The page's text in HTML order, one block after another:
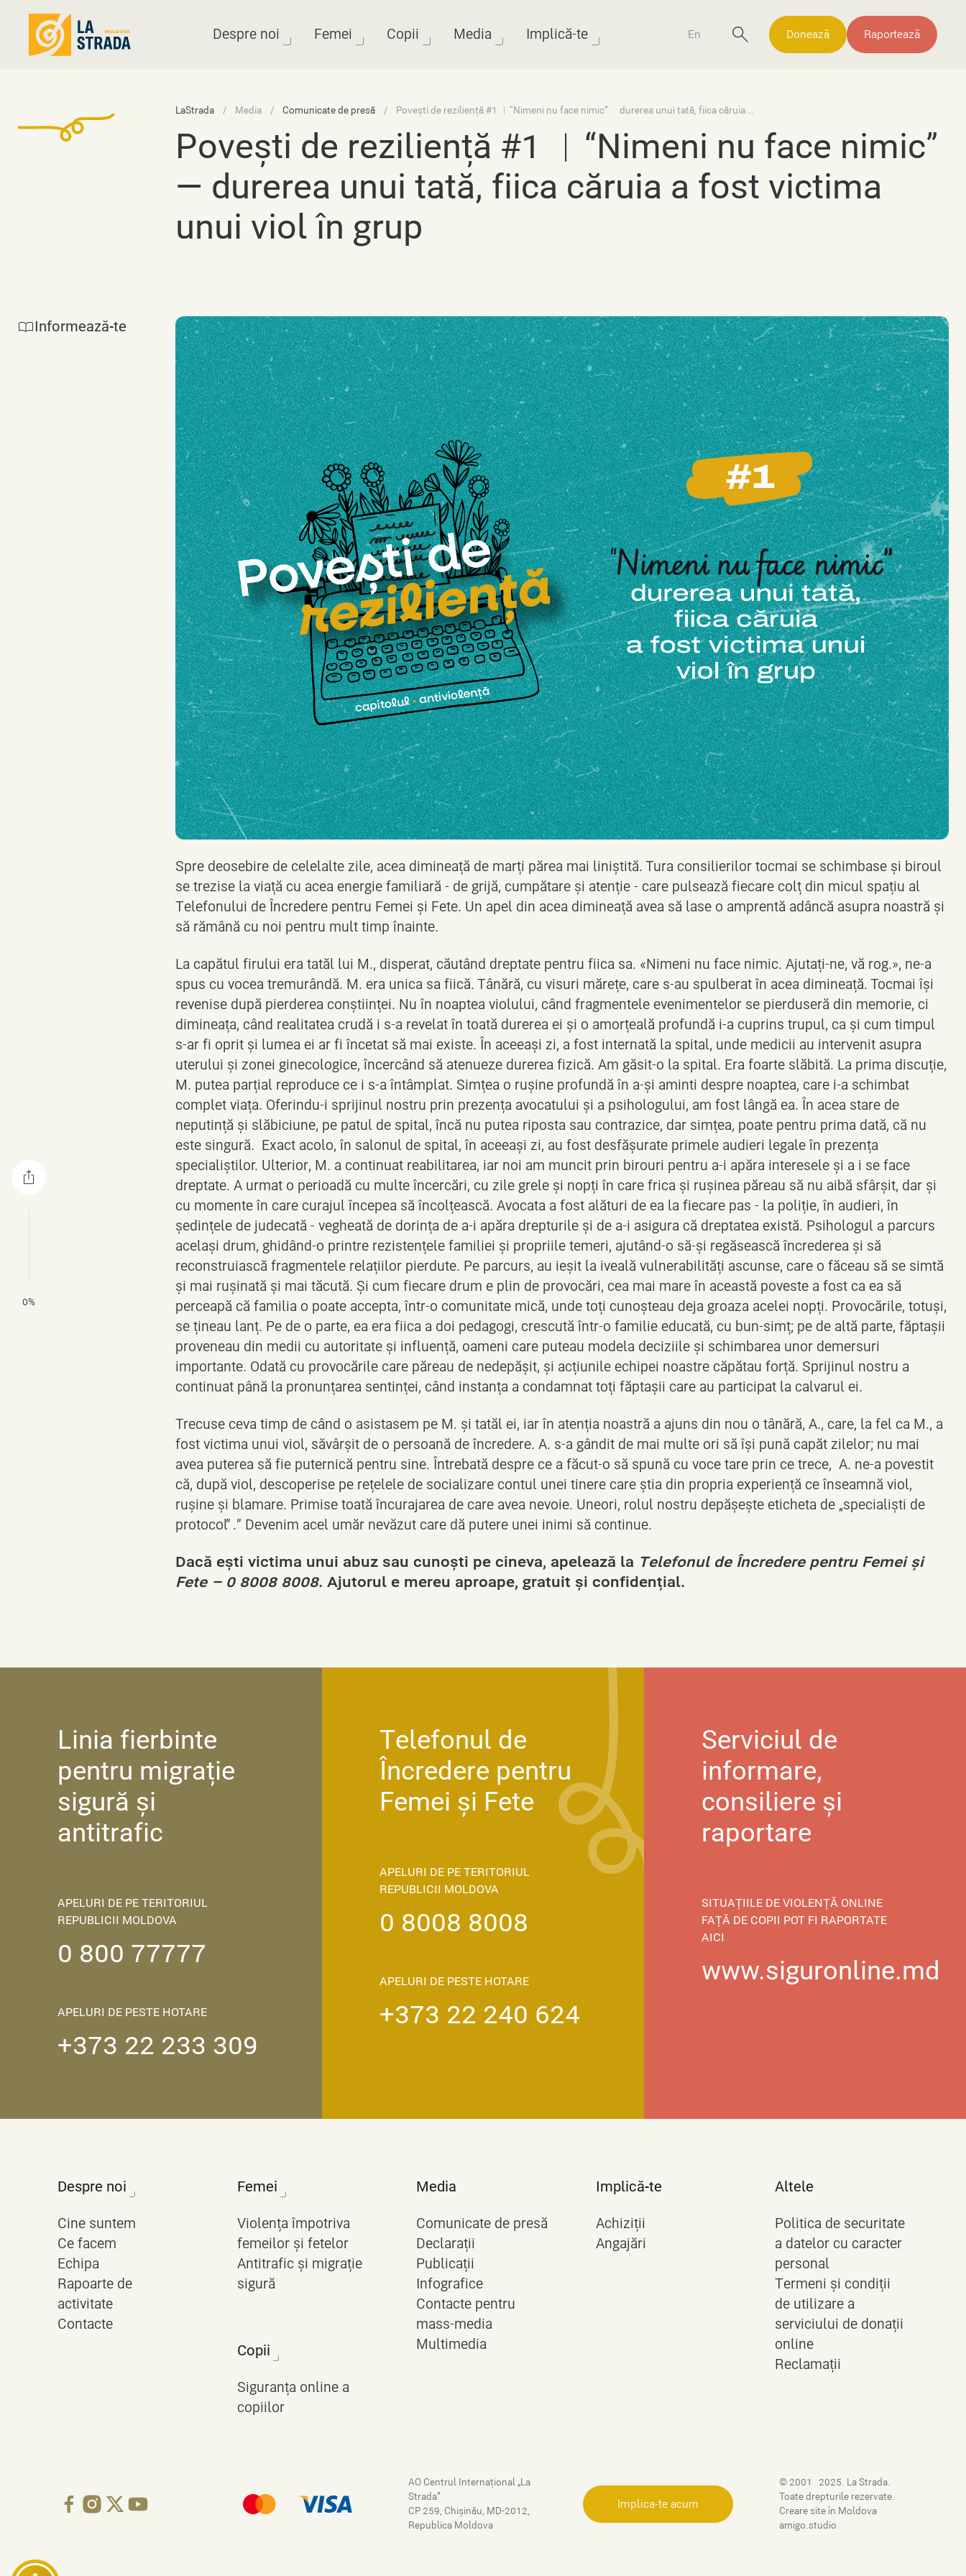
Despre noi Femei Copii Media Implică-te En Donează Raportează
0%
LaStrada Media Comunicate de presă Povești de reziliență #1 ︱“Nimeni nu face nimic” — durerea unui tată, fiica căruia a fost victima unui viol în grup
Povești de reziliență #1 ︱“Nimeni nu face nimic”
— durerea unui tată, fiica căruia a fost victima
unui viol în grup
Informează-te
Spre deosebire de celelalte zile, acea dimineață de marți părea mai liniștită. Tura consilierilor tocmai se schimbase și biroul
se trezise la viață cu acea energie familiară - de grijă, cumpătare și atenție - care pulsează fiecare colț din micul spațiu al
Telefonului de Încredere pentru Femei și Fete. Un apel din acea dimineață avea să lase o amprentă adâncă asupra noastră și
să rămână cu noi pentru mult timp înainte.
La capătul firului era tatăl lui M., disperat, căutând dreptate pentru fiica sa. «Nimeni nu face nimic. Ajutați-ne, vă rog.», ne-a
spus cu vocea tremurândă. M. era unica sa fiică. Tânără, cu visuri mărețe, care s-au spulberat în acea dimineață. Tocmai își
revenise după pierderea conștiinței. Nu în noaptea violului, când fragmentele evenimentelor se pierduseră din memorie, ci
dimineața, când realitatea crudă i s-a revelat în toată durerea ei și o amorțeală profundă i-a cuprins trupul, ca și cum timpul
s-ar fi oprit și lumea ei ar fi încetat să mai existe. În aceeași zi, a fost internată la spital, unde medicii au intervenit asupra
uterului și zonei ginecologice, încercând să atenueze durerea fizică. Am găsit-o la spital. Era foarte slăbită. La prima discuție,
M. putea parțial reproduce ce i s-a întâmplat. Simțea o rușine profundă în a-și aminti despre noaptea, care i-a schimbat
complet viața. Oferindu-i sprijinul nostru prin prezența avocatului și a psihologului, am fost lângă ea. În acea stare de
neputință și slăbiciune, pe patul de spital, încă nu putea riposta sau contrazice, dar simțea, poate pentru prima dată, că nu
este singură. Exact acolo, în salonul de spital, în aceeași zi, au fost desfășurate primele audieri legale în prezența
specialiștilor. Ulterior, M. a continuat reabilitarea, iar noi am muncit prin birouri pentru a-i apăra interesele și a i se face
dreptate. A urmat o perioadă cu multe încercări, cu zile grele și nopți în care frica și rușinea păreau să nu aibă sfârșit, dar și
cu momente în care curajul începea să încolțească. Avocata a fost alături de ea la fiecare pas - la poliție, în audieri, în
ședințele de judecată - vegheată de dorința de a-i apăra drepturile și de a-i asigura că dreptatea există. Psihologul a parcurs
același drum, ghidând-o printre rezistențele familiei și propriile temeri, ajutând-o să-și regăsească încrederea și să
reconstruiască fragmentele relațiilor pierdute. Pe parcurs, au ieșit la iveală vulnerabilități ascunse, care o făceau să se simtă
și mai rușinată și mai tăcută. Și cum fiecare drum e plin de provocări, cea mai mare în această poveste a fost ca ea să
perceapă că familia o poate accepta, într-o comunitate mică, unde toți cunoșteau deja groaza acelei nopți. Provocările, totuși,
se țineau lanț. Pe de o parte, ea era fiica a doi pedagogi, crescută într-o familie educată, cu bun-simț; pe de altă parte, făptașii
proveneau din medii cu autoritate și influență, oameni care puteau modela deciziile și schimbarea unor demersuri
importante. Odată cu provocările care păreau de nedepășit, și acțiunile echipei noastre căpătau forță. Sprijinul nostru a
continuat până la pronunțarea sentinței, când instanța a condamnat toți făptașii care au participat la calvarul ei.
Trecuse ceva timp de când o asistasem pe M. și tatăl ei, iar în atenția noastră a ajuns din nou o tânără, A., care, la fel ca M., a
fost victima unui viol, săvârșit de o persoană de încredere. A. s-a gândit de mai multe ori să își pună capăt zilelor; nu mai
avea puterea să fie puternică pentru sine. Întrebată despre ce a făcut-o să spună cu voce tare prin ce trece, A. ne-a povestit
că, după viol, descoperise pe rețelele de socializare contul unei tinere care știa din propria experiență ce înseamnă viol,
rușine și blamare. Primise toată încurajarea de care avea nevoie. Uneori, rolul nostru depășește eticheta de „specialiști de
protocol”.” Devenim acel umăr nevăzut care dă putere unei inimi să continue.
Dacă ești victima unui abuz sau cunoști pe cineva, apelează la Telefonul de Încredere pentru Femei și
Fete – 0 8008 8008. Ajutorul e mereu aproape, gratuit și confidențial.
Linia fierbinte
pentru migrație
sigură și
antitrafic
APELURI DE PE TERITORIUL
REPUBLICII MOLDOVA
0 800 77777
APELURI DE PESTE HOTARE
+373 22 233 309
Telefonul de
Încredere pentru
Femei și Fete
APELURI DE PE TERITORIUL
REPUBLICII MOLDOVA
0 8008 8008
APELURI DE PESTE HOTARE
+373 22 240 624
Serviciul de
informare,
consiliere și
raportare
SITUAȚIILE DE VIOLENȚĂ ONLINE
FAȚĂ DE COPII POT FI RAPORTATE
AICI
www.siguronline.md
Despre noi
Cine suntem
Ce facem
Echipa
Rapoarte de
activitate
Contacte
Femei
Violența împotriva
femeilor și fetelor
Antitrafic și migrație
sigură
Copii
Siguranța online a
copiilor
Media
Comunicate de presă
Declarații
Publicații
Infografice
Contacte pentru
mass-media
Multimedia
Implică-te
Achiziții
Angajări
Altele
Politica de securitate
a datelor cu caracter
personal
Termeni și condiții
de utilizare a
serviciului de donații
online
Reclamații
Implica-te acum
AO Centrul Internațional „La
Strada”
CP 259, Chişinău, MD-2012,
Republica Moldova
© 2001–2025. La Strada.
Toate drepturile rezervate.
Creare site în Moldova
amigo.studio